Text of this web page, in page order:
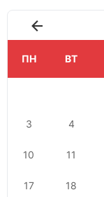
ПН ВТ
3 4
10 11
17 18